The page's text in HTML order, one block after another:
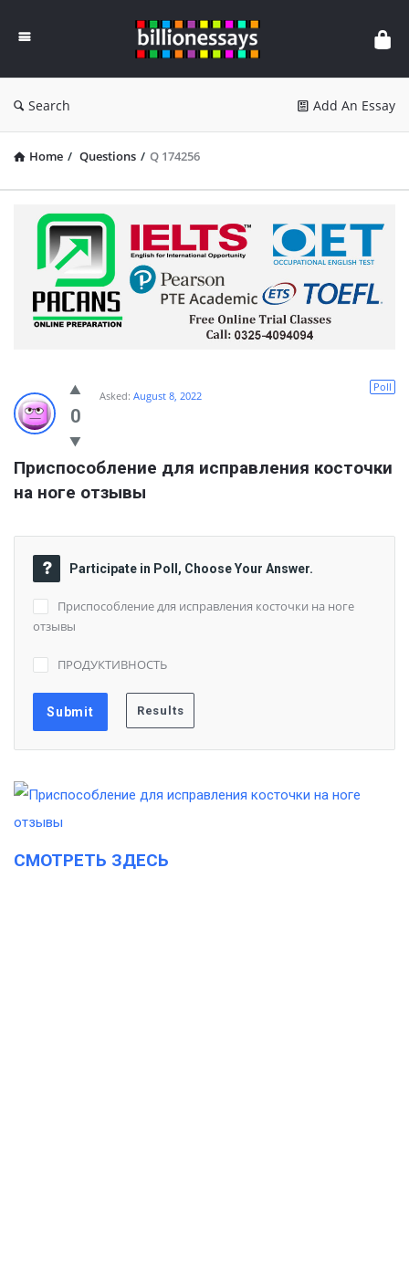
Essays
Search Add An Essay
Home / Questions / Q 174256
0
Poll
Asked: August 8, 2022
Приспособление для исправления косточки
на ноге отзывы
Participate in Poll, Choose Your Answer.
Приспособление для исправления косточки на ноге
отзывы
ПРОДУКТИВНОСТЬ
СМОТРЕТЬ ЗДЕСЬ